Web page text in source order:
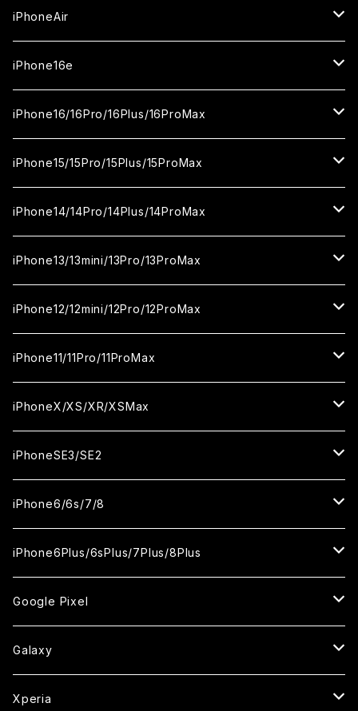
セラミックフィルム
カメラ用フィルム
iPhone17
ガラスフィルム
セラミックフィルム
iPhone17Pro
ガラスフィルム
セラミックフィルム
iPhone17proMax
ガラスフィルム
セラミックフィルム
iPhoneAir
ガラスフィルム
セラミックフィルム
カメラ用フィルム
iPhone16e
ガラスフィルム
セラミックフィルム
カメラ用フィルム
iPhone16/16Pro/16Plus/16ProMax
iPhone16
ガラスフィルム
セラミックフィルム
iPhone16Pro
ガラスフィルム
セラミックフィルム
iPhone16Plus
ガラスフィルム
セラミックフィルム
iPhone16ProMax
ガラスフィルム
セラミックフィルム
iPhone15/15Pro/15Plus/15ProMax
iPhone15
ガラスフィルム
セラミックフィルム
iPhone15Pro
ガラスフィルム
セラミックフィルム
iPhone15Plus
ガラスフィルム
セラミックフィルム
iPhone15ProMax
ガラスフィルム
セラミックフィルム
iPhone14/14Pro/14Plus/14ProMax
iPhone14
ガラスフィルム
セラミックフィルム
iPhone14Pro
ガラスフィルム
セラミックフィルム
iPhone14Plus
ガラスフィルム
セラミックフィルム
iPhone14ProMax
ガラスフィルム
セラミックフィルム
iPhone13/13mini/13Pro/13ProMax
iPhone13/13Pro
ガラスフィルム
セラミックフィルム
iPhone13mini
ガラスフィルム
セラミックフィルム
iPhone13ProMax
ガラスフィルム
セラミックフィルム
iPhone12/12mini/12Pro/12ProMax
iPhone12/12Pro
ガラスフィルム
セラミックフィルム
iPhone12mini
ガラスフィルム
セラミックフィルム
iPhone12ProMax
ガラスフィルム
セラミックフィルム
iPhone11/11Pro/11ProMax
iPhone11
ガラスフィルム
セラミックフィルム
iPhone11Pro
ガラスフィルム
セラミックフィルム
iPhone11Pro Max
ガラスフィルム
セラミックフィルム
iPhoneX/XS/XR/XSMax
iPhoneX
ガラスフィルム
セラミックフィルム
iPhoneXS
ガラスフィルム
セラミックフィルム
iPhoneXR
ガラスフィルム
セラミックフィルム
iPhoneXSMax
ガラスフィルム
セラミックフィルム
iPhoneSE3/SE2
iPhoneSE3
ガラスフィルム
ケース
iPhoneSE2
ガラスフィルム
ケース
iPhone6/6s/7/8
iPhone8
ガラスフィルム
セラミックフィルム
iPhone7
ガラスフィルム
セラミックフィルム
iPhone6s
ガラスフィルム
iPhone6
iPhone6Plus/6sPlus/7Plus/8Plus
iPhone6Plus
ガラスフィルム
ケース
iPhone6sPlus
ガラスフィルム
iPhone7Plus
Google Pixel
ガラスフィルム
セラミックフィルム
Galaxy
ガラスフィルム
Xperia